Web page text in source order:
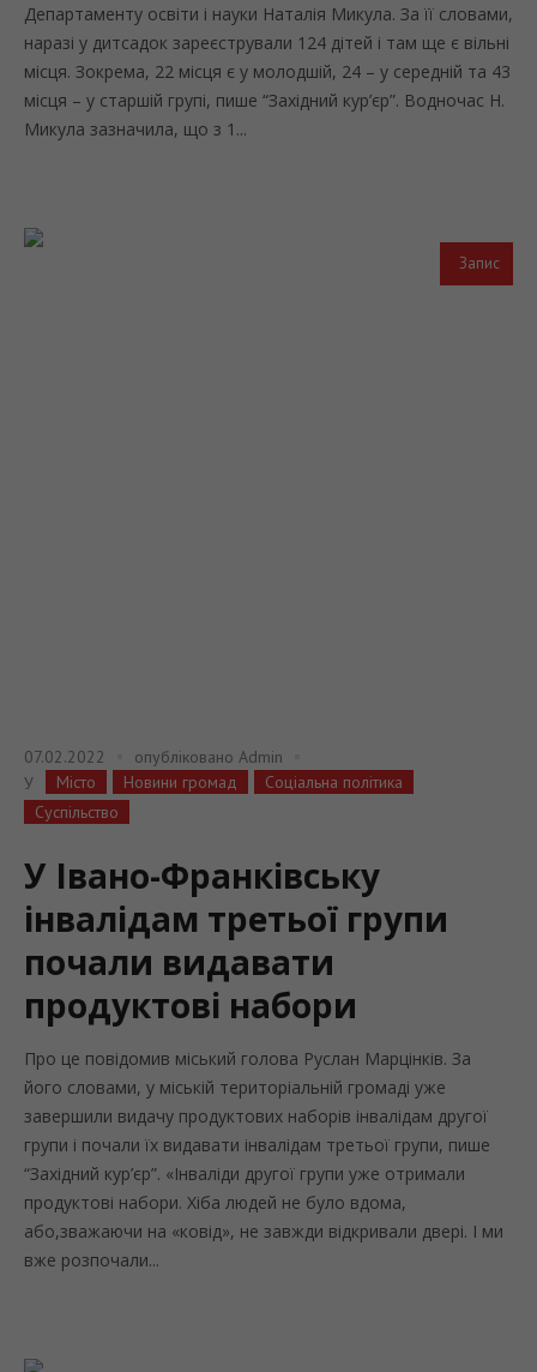
Департаменту освіти і науки Наталія Микула. За її словами,
наразі у дитсадок зареєстрували 124 дітей і там ще є вільні
місця. Зокрема, 22 місця є у молодшій, 24 – у середній та 43
місця – у старшій групі, пише “Західний кур’єр”. Водночас Н.
Микула зазначила, що з 1...
Запис
07.02.2022 опубліковано Admin
У
Місто Новини громад
Соціальна політика
Суспільство
У Івано-Франківську
інвалідам третьої групи
почали видавати
продуктові набори
Про це повідомив міський голова Руслан Марцінків. За
його словами, у міській територіальній громаді уже
завершили видачу продуктових наборів інвалідам другої
групи і почали їх видавати інвалідам третьої групи, пише
“Західний кур’єр”. «Інваліди другої групи уже отримали
продуктові набори. Хіба людей не було вдома,
або,зважаючи на «ковід», не завжди відкривали двері. І ми
вже розпочали...